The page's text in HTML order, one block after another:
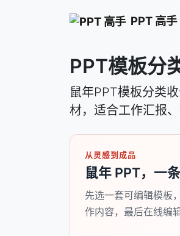
PPT 高手
PPT模板分
鼠年PPT模板分类
材，适合工作汇报
从灵感到成品
鼠年 PPT，一
先选一套可编辑模板
作内容，最后在线编